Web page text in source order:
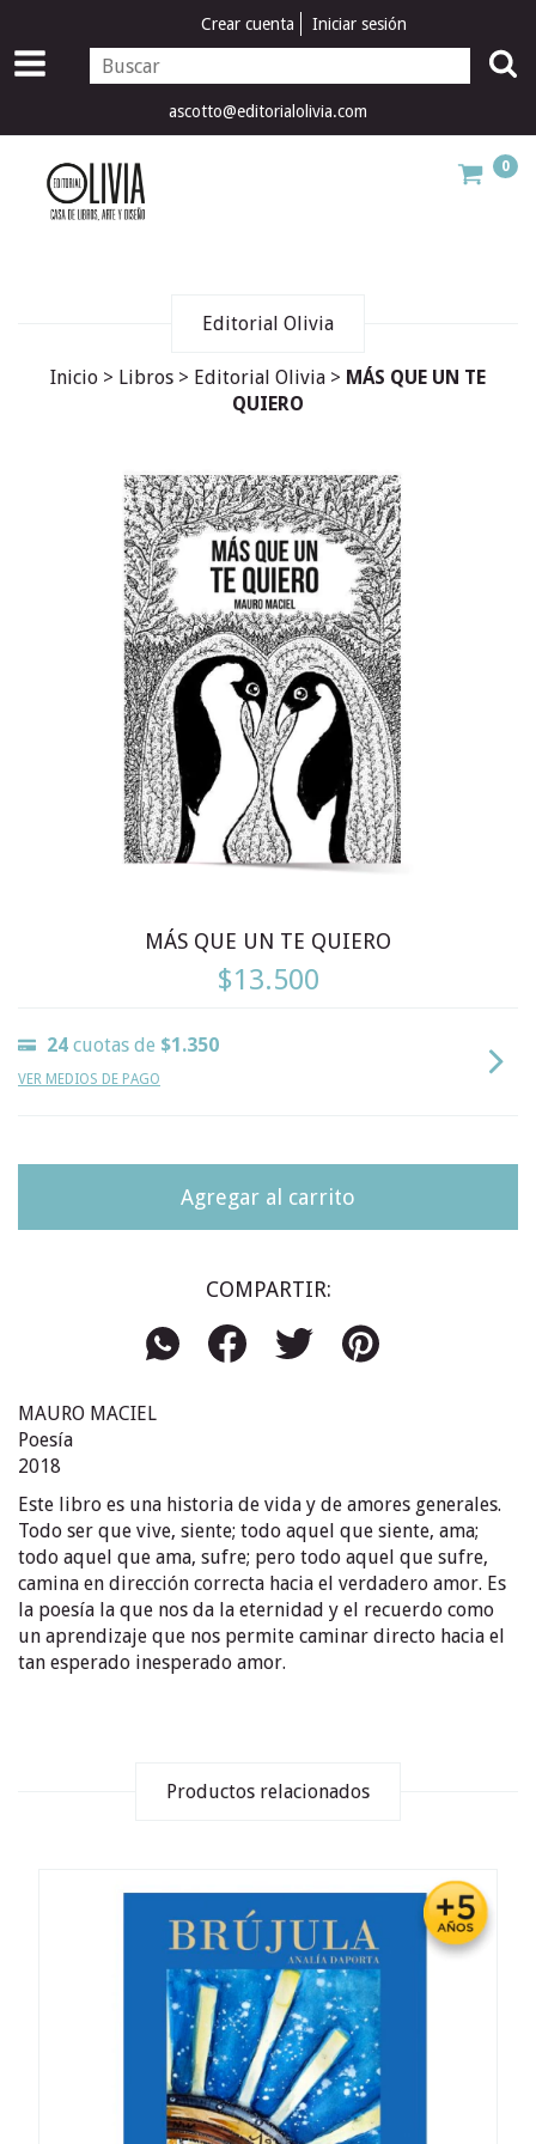
Crear cuenta Iniciar sesión
ascotto@editorialolivia.com
0
Editorial Olivia
Inicio > Libros > Editorial Olivia > MÁS QUE UN TE
QUIERO
MÁS QUE UN TE QUIERO
$13.500
24 cuotas de $1.350
VER MEDIOS DE PAGO
COMPARTIR:
MAURO MACIEL
Poesía
2018
Este libro es una historia de vida y de amores generales.
Todo ser que vive, siente; todo aquel que siente, ama;
todo aquel que ama, sufre; pero todo aquel que sufre,
camina en dirección correcta hacia el verdadero amor. Es
la poesía la que nos da la eternidad y el recuerdo como
un aprendizaje que nos permite caminar directo hacia el
tan esperado inesperado amor.
Productos relacionados